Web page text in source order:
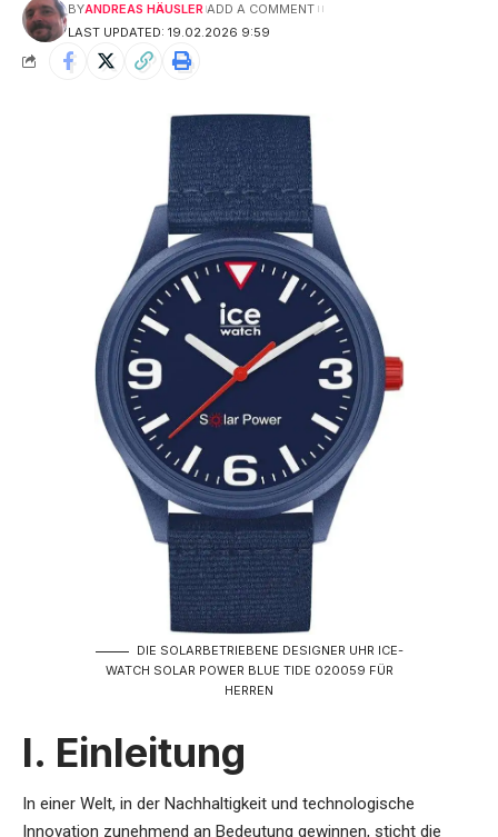
LAST UPDATED: 19.02.2026 9:59
BYANDREAS HÄUSLER ADD A COMMENT
DIE SOLARBETRIEBENE DESIGNER UHR ICE-
WATCH SOLAR POWER BLUE TIDE 020059 FÜR
HERREN
I. Einleitung
In einer Welt, in der Nachhaltigkeit und technologische
Innovation zunehmend an Bedeutung gewinnen, sticht die